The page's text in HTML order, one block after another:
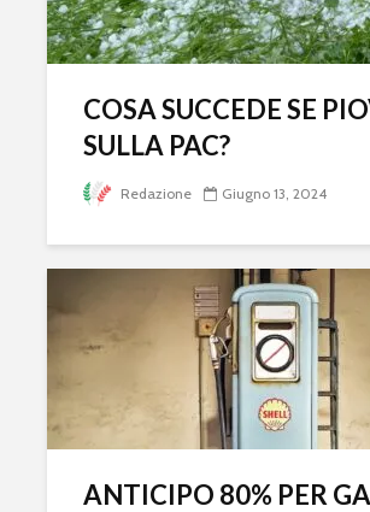
COSA SUCCEDE SE
SULLA PAC?
Redazione Giugno 13, 2024
ANTICIPO 80% PER